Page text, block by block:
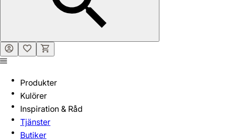
Produkter
Kulörer
Inspiration & Råd
Tjänster
Butiker